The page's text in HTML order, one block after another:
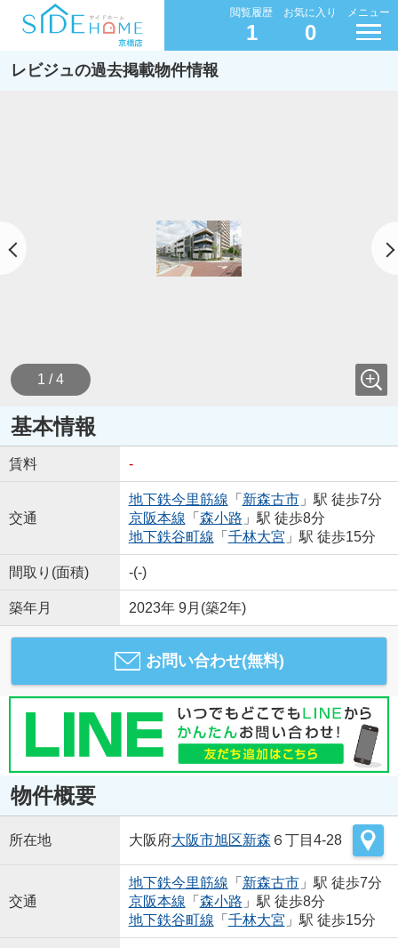
閲覧履歴
1
お気に入り
0
メニュー
レビジュの過去掲載物件情報
1 / 4
基本情報
賃料 -
交通
地下鉄今里筋線 「 新森古市」駅 徒歩7分
京阪本線 「 森小路 」駅 徒歩8分
地下鉄谷町線 「 千林大宮 」駅 徒歩15分
間取り(面積) -(-)
築年月 2023年 9月(築2年)
お問い合わせ(無料)
物件概要
所在地 大阪府大阪市旭区新森 ６丁目4-28
交通
地下鉄今里筋線 「 新森古市」駅 徒歩7分
京阪本線 「 森小路 」駅 徒歩8分
地下鉄谷町線 「 千林大宮 」駅 徒歩15分